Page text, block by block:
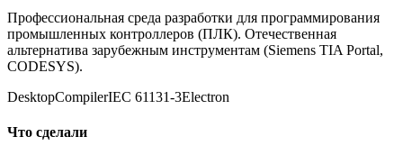
Профессиональная среда разработки для программирования
промышленных контроллеров (ПЛК). Отечественная
альтернатива зарубежным инструментам (Siemens TIA Portal,
CODESYS).
DesktopCompilerIEC 61131-3Electron
Что сделали